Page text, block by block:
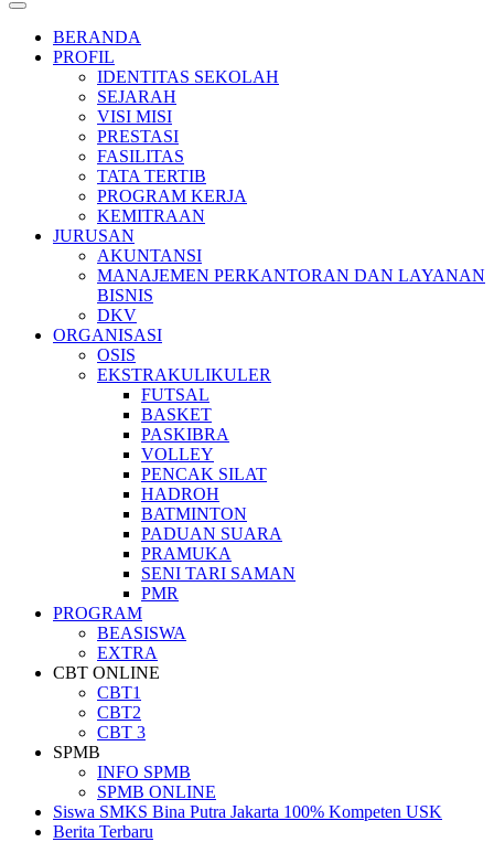
BERANDA
PROFIL
IDENTITAS SEKOLAH
SEJARAH
VISI MISI
PRESTASI
FASILITAS
TATA TERTIB
PROGRAM KERJA
KEMITRAAN
JURUSAN
AKUNTANSI
MANAJEMEN PERKANTORAN DAN LAYANAN
BISNIS
DKV
ORGANISASI
OSIS
EKSTRAKULIKULER
FUTSAL
BASKET
PASKIBRA
VOLLEY
PENCAK SILAT
HADROH
BATMINTON
PADUAN SUARA
PRAMUKA
SENI TARI SAMAN
PMR
PROGRAM
BEASISWA
EXTRA
CBT ONLINE
CBT1
CBT2
CBT 3
SPMB
INFO SPMB
SPMB ONLINE
Siswa SMKS Bina Putra Jakarta 100% Kompeten USK
Berita Terbaru